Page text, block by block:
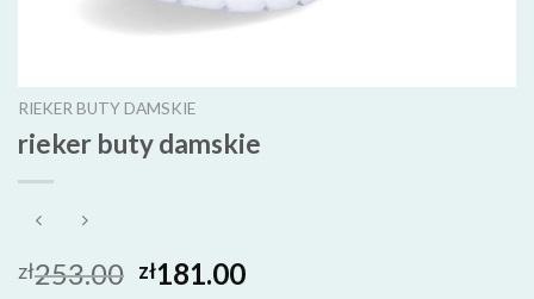
RIEKER BUTY DAMSKIE
rieker buty damskie
zł253.00 zł181.00